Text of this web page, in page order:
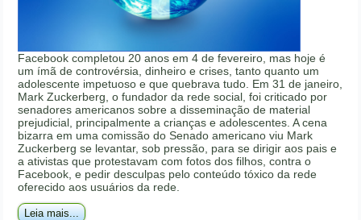
Facebook completou 20 anos em 4 de fevereiro, mas hoje é
um ímã de controvérsia, dinheiro e crises, tanto quanto um
adolescente impetuoso e que quebrava tudo. Em 31 de janeiro,
Mark Zuckerberg, o fundador da rede social, foi criticado por
senadores americanos sobre a disseminação de material
prejudicial, principalmente a crianças e adolescentes. A cena
bizarra em uma comissão do Senado americano viu Mark
Zuckerberg se levantar, sob pressão, para se dirigir aos pais e
a ativistas que protestavam com fotos dos filhos, contra o
Facebook, e pedir desculpas pelo conteúdo tóxico da rede
oferecido aos usuários da rede.
Leia mais...